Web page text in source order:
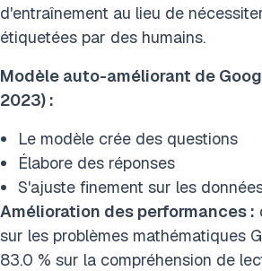
d'entraînement au lieu de
étiquetées par des humains.
Modèle auto-améliorant de
2023) :
Le modèle crée des questions
Élabore des réponses
S'ajuste finement sur les
Amélioration des performances :
sur les problèmes mathématiques
83.0 % sur la compréhension de